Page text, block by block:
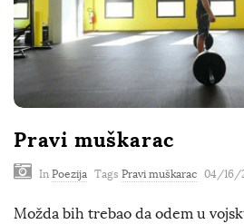
Pravi muškarac
In Poezija Tags Pravi muškarac 04/16/
Možda bih trebao da odem u